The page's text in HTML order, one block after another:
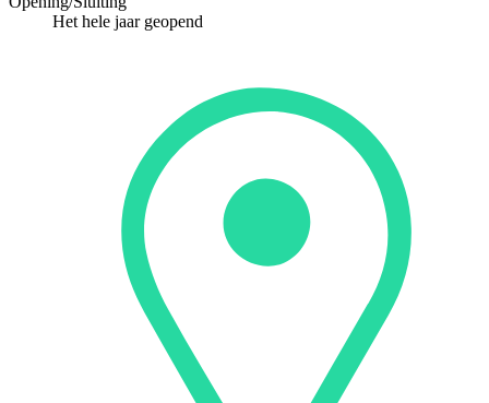
Het hele jaar geopend